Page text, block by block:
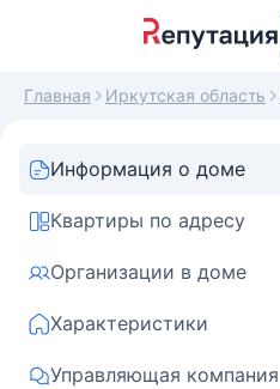
Главная Иркутская область
Информация о доме
Квартиры по адресу
Организации в доме
Характеристики
Управляющая компания